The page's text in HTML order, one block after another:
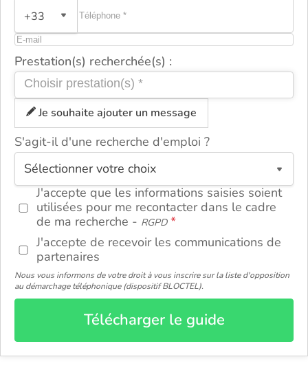
+33
Prestation(s) recherchée(s) :
Je souhaite ajouter un message
S'agit-il d'une recherche d'emploi ?
J'accepte que les informations saisies soient
utilisées pour me recontacter dans le cadre
de ma recherche - RGPD
J'accepte de recevoir les communications de
partenaires
Nous vous informons de votre droit à vous inscrire sur la liste d'opposition
au démarchage téléphonique (dispositif BLOCTEL).
Télécharger le guide
ou